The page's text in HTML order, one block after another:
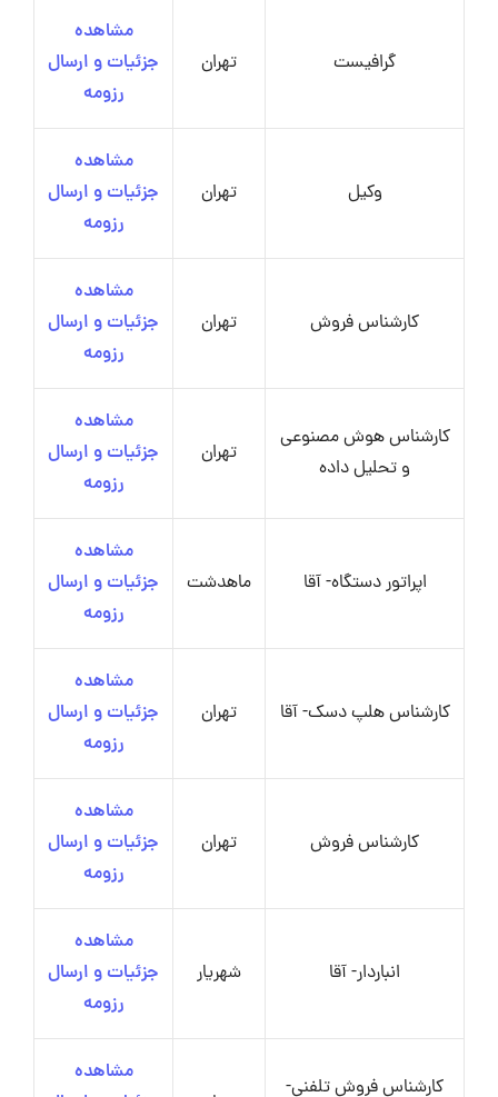
گرافیست تهران
مشاهده
جزئیات و ارسال
رزومه
وکیل تهران
مشاهده
جزئیات و ارسال
رزومه
کارشناس فروش تهران
مشاهده
جزئیات و ارسال
رزومه
کارشناس هوش مصنوعی
و تحلیل داده
تهران
مشاهده
جزئیات و ارسال
رزومه
اپراتور دستگاه- آقا ماهدشت
مشاهده
جزئیات و ارسال
رزومه
کارشناس هلپ دسک- آقا تهران
مشاهده
جزئیات و ارسال
رزومه
کارشناس فروش تهران
مشاهده
جزئیات و ارسال
رزومه
انباردار- آقا شهریار
مشاهده
جزئیات و ارسال
رزومه
کارشناس فروش تلفنی-
مشاهده